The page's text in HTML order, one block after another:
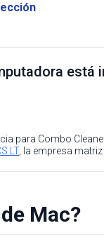
está
para Combo
LT, la empresa matriz
Mac?